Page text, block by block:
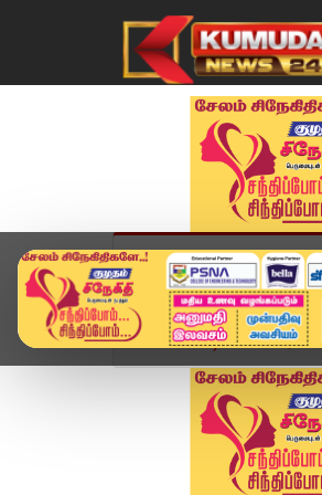
முகப்பு விளையாட்டு
Home வீடியோ ஸ்டோரி